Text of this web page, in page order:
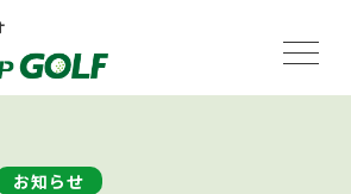
お知らせ